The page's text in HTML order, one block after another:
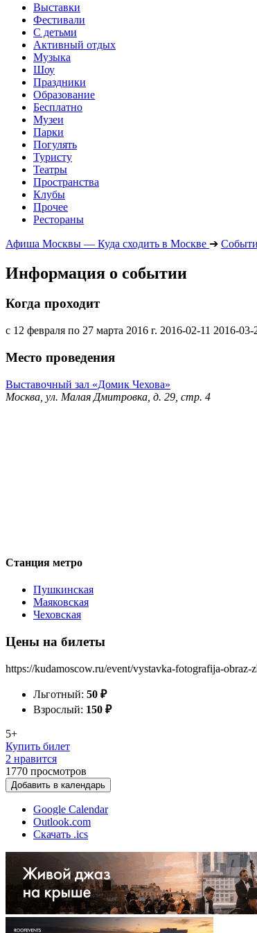
Выставки
Фестивали
С детьми
Активный отдых
Музыка
Шоу
Праздники
Образование
Бесплатно
Музеи
Парки
Погулять
Туристу
Театры
Пространства
Клубы
Прочее
Рестораны
Афиша Москвы — Куда сходить в Москве ➔
Информация о событии
Когда проходит
с 12 февраля по 27 марта 2016 г. 2016-02-11 2016-03-
Место проведения
Выставочный зал «Домик Чехова»
Москва, ул. Малая Дмитровка, д. 29, стр. 4
Станция метро
Пушкинская
Маяковская
Чеховская
Цены на билеты
https://kudamoscow.ru/event/vystavka-fotografija-
Льготный: 50 ₽
Взрослый: 150 ₽
5+
Купить билет
2 нравится
1770 просмотров
Добавить в календарь
Google Calendar
Outlook.com
Скачать .ics